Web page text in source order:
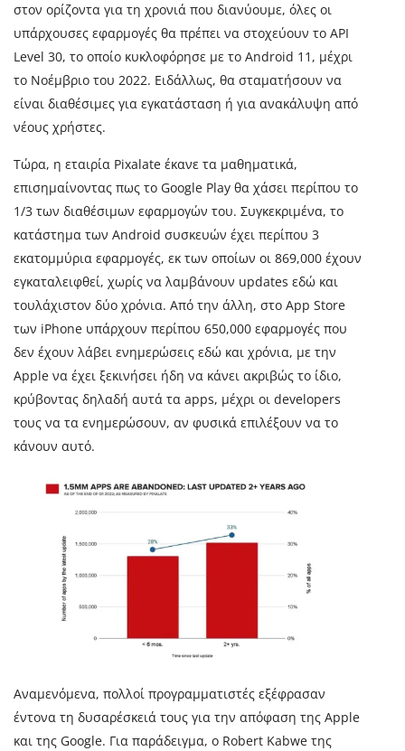
στον ορίζοντα για τη χρονιά που διανύουμε, όλες οι
υπάρχουσες εφαρμογές θα πρέπει να στοχεύουν το API
Level 30, το οποίο κυκλοφόρησε με το Android 11, μέχρι
το Νοέμβριο του 2022. Ειδάλλως, θα σταματήσουν να
είναι διαθέσιμες για εγκατάσταση ή για ανακάλυψη από
νέους χρήστες.
Τώρα, η εταιρία Pixalate έκανε τα μαθηματικά,
επισημαίνοντας πως το Google Play θα χάσει περίπου το
1/3 των διαθέσιμων εφαρμογών του. Συγκεκριμένα, το
κατάστημα των Android συσκευών έχει περίπου 3
εκατομμύρια εφαρμογές, εκ των οποίων οι 869,000 έχουν
εγκαταλειφθεί, χωρίς να λαμβάνουν updates εδώ και
τουλάχιστον δύο χρόνια. Από την άλλη, στο App Store
των iPhone υπάρχουν περίπου 650,000 εφαρμογές που
δεν έχουν λάβει ενημερώσεις εδώ και χρόνια, με την
Apple να έχει ξεκινήσει ήδη να κάνει ακριβώς το ίδιο,
κρύβοντας δηλαδή αυτά τα apps, μέχρι οι developers
τους να τα ενημερώσουν, αν φυσικά επιλέξουν να το
κάνουν αυτό.
Αναμενόμενα, πολλοί προγραμματιστές εξέφρασαν
έντονα τη δυσαρέσκειά τους για την απόφαση της Apple
και της Google. Για παράδειγμα, ο Robert Kabwe της